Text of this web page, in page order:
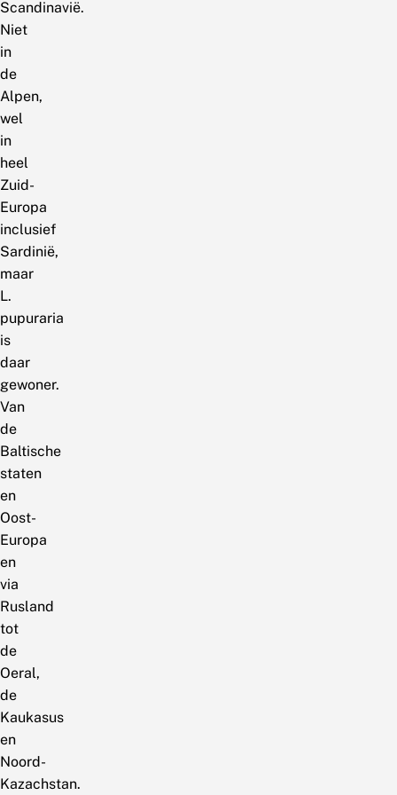
Scandinavië.
Niet
in
de
Alpen,
wel
in
heel
Zuid-
Europa
inclusief
Sardinië,
maar
L.
pupuraria
is
daar
gewoner.
Van
de
Baltische
staten
en
Oost-
Europa
en
via
Rusland
tot
de
Oeral,
de
Kaukasus
en
Noord-
Kazachstan.